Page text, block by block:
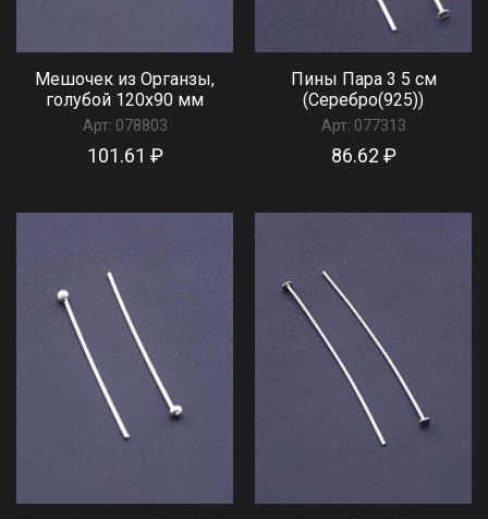
Мешочек из Органзы,
голубой 120x90 мм
Арт: 078803
101.61 ₽
Пины Пара 3 5 см
(Серебро(925))
Арт: 077313
86.62 ₽